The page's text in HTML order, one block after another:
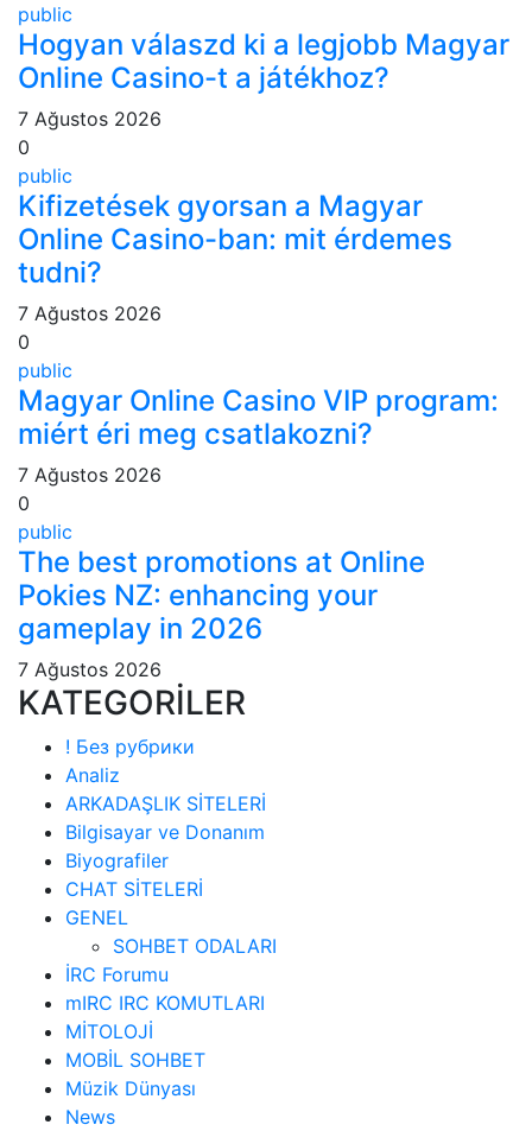
public
Hogyan válaszd ki a legjobb Magyar
Online Casino-t a játékhoz?
7 Ağustos 2026
0
public
Kifizetések gyorsan a Magyar
Online Casino-ban: mit érdemes
tudni?
7 Ağustos 2026
0
public
Magyar Online Casino VIP program:
miért éri meg csatlakozni?
7 Ağustos 2026
0
public
The best promotions at Online
Pokies NZ: enhancing your
gameplay in 2026
7 Ağustos 2026
KATEGORİLER
! Без рубрики
Analiz
ARKADAŞLIK SİTELERİ
Bilgisayar ve Donanım
Biyografiler
CHAT SİTELERİ
GENEL
SOHBET ODALARI
İRC Forumu
mIRC IRC KOMUTLARI
MİTOLOJİ
MOBİL SOHBET
Müzik Dünyası
News